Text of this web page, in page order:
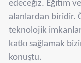
edeceğiz. Eğitim
alanlardan biridir.
teknolojik
katkı sağlamak
konuştu.